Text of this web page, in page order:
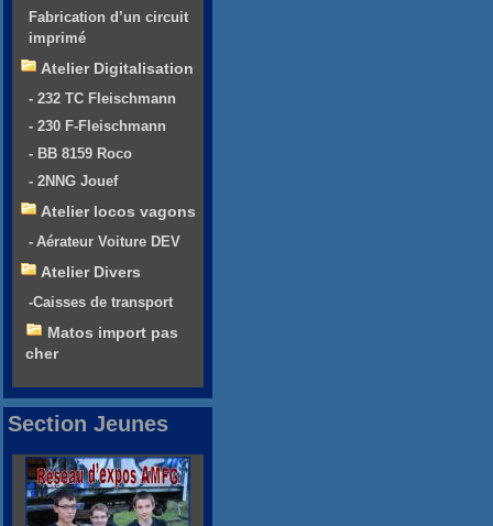
Fabrication d’un circuit
imprimé
Atelier Digitalisation
- 232 TC Fleischmann
- 230 F-Fleischmann
- BB 8159 Roco
- 2NNG Jouef
Atelier locos vagons
- Aérateur Voiture DEV
Atelier Divers
-Caisses de transport
Matos import pas
cher
Section Jeunes